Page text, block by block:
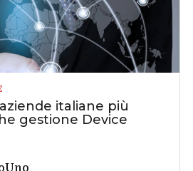
italiane più
gestione Device